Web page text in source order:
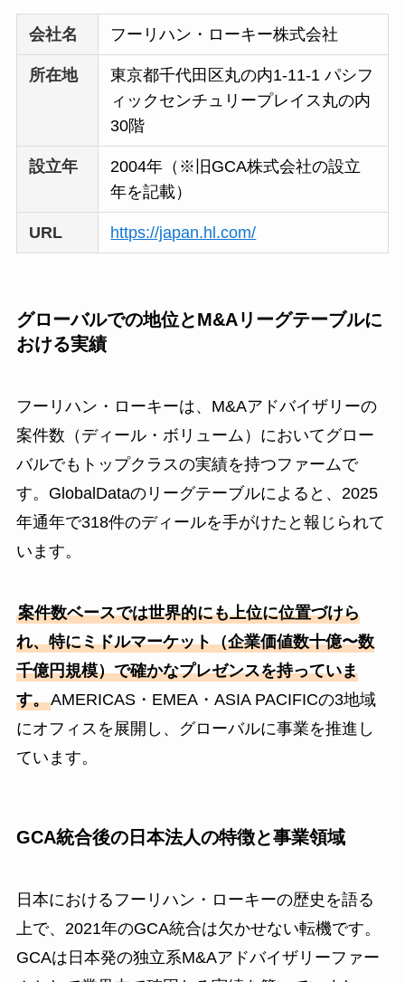
会社名 フーリハン・ローキー株式会社
所在地
東京都千代田区丸の内1-11-1 パシフ
ィックセンチュリープレイス丸の内
30階
設立年
2004年（※旧GCA株式会社の設立
年を記載）
URL https://japan.hl.com/
グローバルでの地位とM&Aリーグテーブルに
おける実績
フーリハン・ローキーは、M&Aアドバイザリーの
案件数（ディール・ボリューム）においてグロー
バルでもトップクラスの実績を持つファームで
す。GlobalDataのリーグテーブルによると、2025
年通年で318件のディールを手がけたと報じられて
います。
案件数ベースでは世界的にも上位に位置づけら
れ、特にミドルマーケット（企業価値数十億〜数
千億円規模）で確かなプレゼンスを持っていま
す。AMERICAS・EMEA・ASIA PACIFICの3地域
にオフィスを展開し、グローバルに事業を推進し
ています。
GCA統合後の日本法人の特徴と事業領域
日本におけるフーリハン・ローキーの歴史を語る
上で、2021年のGCA統合は欠かせない転機です。
GCAは日本発の独立系M&Aアドバイザリーファー